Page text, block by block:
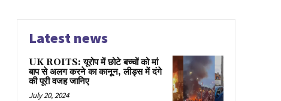
Latest news
UK ROITS: यूरोप में छोटे बच्चों को मां
बाप से अलग करने का कानून, लीड्स में दंगे
की पूरी वजह जानिए
July 20, 2024